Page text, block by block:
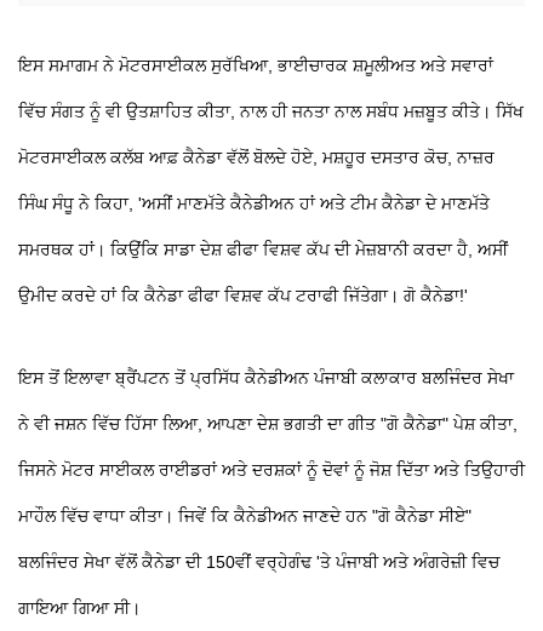
ਇਸ ਸਮਾਗਮ ਨੇ ਮੋਟਰਸਾਈਕਲ ਸੁਰੱਖਿਆ, ਭਾਈਚਾਰਕ ਸ਼ਮੂਲੀਅਤ ਅਤੇ ਸਵਾਰਾਂ
ਵਿੱਚ ਸੰਗਤ ਨੂੰ ਵੀ ਉਤਸ਼ਾਹਿਤ ਕੀਤਾ, ਨਾਲ ਹੀ ਜਨਤਾ ਨਾਲ ਸਬੰਧ ਮਜ਼ਬੂਤ ​​ਕੀਤੇ। ਸਿੱਖ
ਮੋਟਰਸਾਈਕਲ ਕਲੱਬ ਆਫ਼ ਕੈਨੇਡਾ ਵੱਲੋਂ ਬੋਲਦੇ ਹੋਏ, ਮਸ਼ਹੂਰ ਦਸਤਾਰ ਕੋਚ, ਨਾਜ਼ਰ
ਸਿੰਘ ਸੰਧੂ ਨੇ ਕਿਹਾ, 'ਅਸੀਂ ਮਾਣਮੱਤੇ ਕੈਨੇਡੀਅਨ ਹਾਂ ਅਤੇ ਟੀਮ ਕੈਨੇਡਾ ਦੇ ਮਾਣਮੱਤੇ
ਸਮਰਥਕ ਹਾਂ। ਕਿਉਂਕਿ ਸਾਡਾ ਦੇਸ਼ ਫੀਫਾ ਵਿਸ਼ਵ ਕੱਪ ਦੀ ਮੇਜ਼ਬਾਨੀ ਕਰਦਾ ਹੈ, ਅਸੀਂ
ਉਮੀਦ ਕਰਦੇ ਹਾਂ ਕਿ ਕੈਨੇਡਾ ਫੀਫਾ ਵਿਸ਼ਵ ਕੱਪ ਟਰਾਫੀ ਜਿੱਤੇਗਾ। ਗੋ ਕੈਨੇਡਾ!'
ਇਸ ਤੋਂ ਇਲਾਵਾ ਬ੍ਰੈਂਪਟਨ ਤੋਂ ਪ੍ਰਸਿੱਧ ਕੈਨੇਡੀਅਨ ਪੰਜਾਬੀ ਕਲਾਕਾਰ ਬਲਜਿੰਦਰ ਸੇਖਾ
ਨੇ ਵੀ ਜਸ਼ਨ ਵਿੱਚ ਹਿੱਸਾ ਲਿਆ, ਆਪਣਾ ਦੇਸ਼ ਭਗਤੀ ਦਾ ਗੀਤ "ਗੋ ਕੈਨੇਡਾ" ਪੇਸ਼ ਕੀਤਾ,
ਜਿਸਨੇ ਮੋਟਰ ਸਾਈਕਲ ਰਾਈਡਰਾਂ ਅਤੇ ਦਰਸ਼ਕਾਂ ਨੂੰ ਦੋਵਾਂ ਨੂੰ ਜੋਸ਼ ਦਿੱਤਾ ਅਤੇ ਤਿਉਹਾਰੀ
ਮਾਹੌਲ ਵਿੱਚ ਵਾਧਾ ਕੀਤਾ। ਜਿਵੇਂ ਕਿ ਕੈਨੇਡੀਅਨ ਜਾਣਦੇ ਹਨ "ਗੋ ਕੈਨੇਡਾ ਸੀਏ"
ਬਲਜਿੰਦਰ ਸੇਖਾ ਵੱਲੋਂ ਕੈਨੇਡਾ ਦੀ 150ਵੀਂ ਵਰ੍ਹੇਗੰਢ 'ਤੇ ਪੰਜਾਬੀ ਅਤੇ ਅੰਗਰੇਜ਼ੀ ਵਿਚ
ਗਾਇਆ ਗਿਆ ਸੀ।